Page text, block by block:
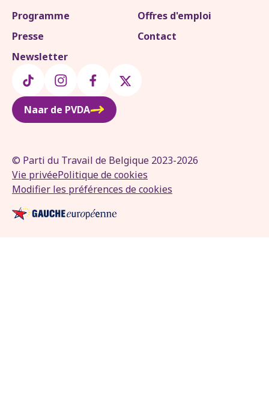
Programme
Offres d'emploi
Presse
Contact
Newsletter
Naar de PVDA
© Parti du Travail de Belgique 2023-2026
Vie privéePolitique de cookies
Modifier les préférences de cookies